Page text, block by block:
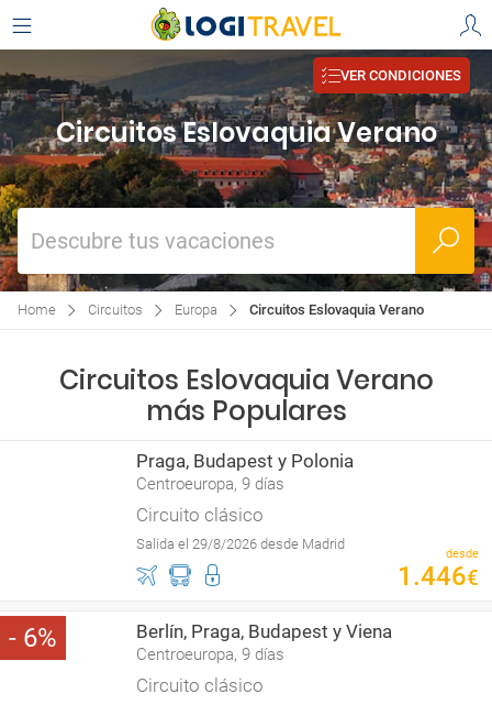
VER CONDICIONES
Circuitos Eslovaquia Verano
Descubre tus vacaciones
Home Circuitos Europa Circuitos Eslovaquia Verano
Circuitos Eslovaquia Verano
más Populares
Praga, Budapest y Polonia
Centroeuropa, 9 días
Circuito clásico
Salida el 29/8/2026 desde Madrid
desde
1 .446€
6 Berlín, Praga, Budapest y Viena
Centroeuropa, 9 días
Circuito clásico